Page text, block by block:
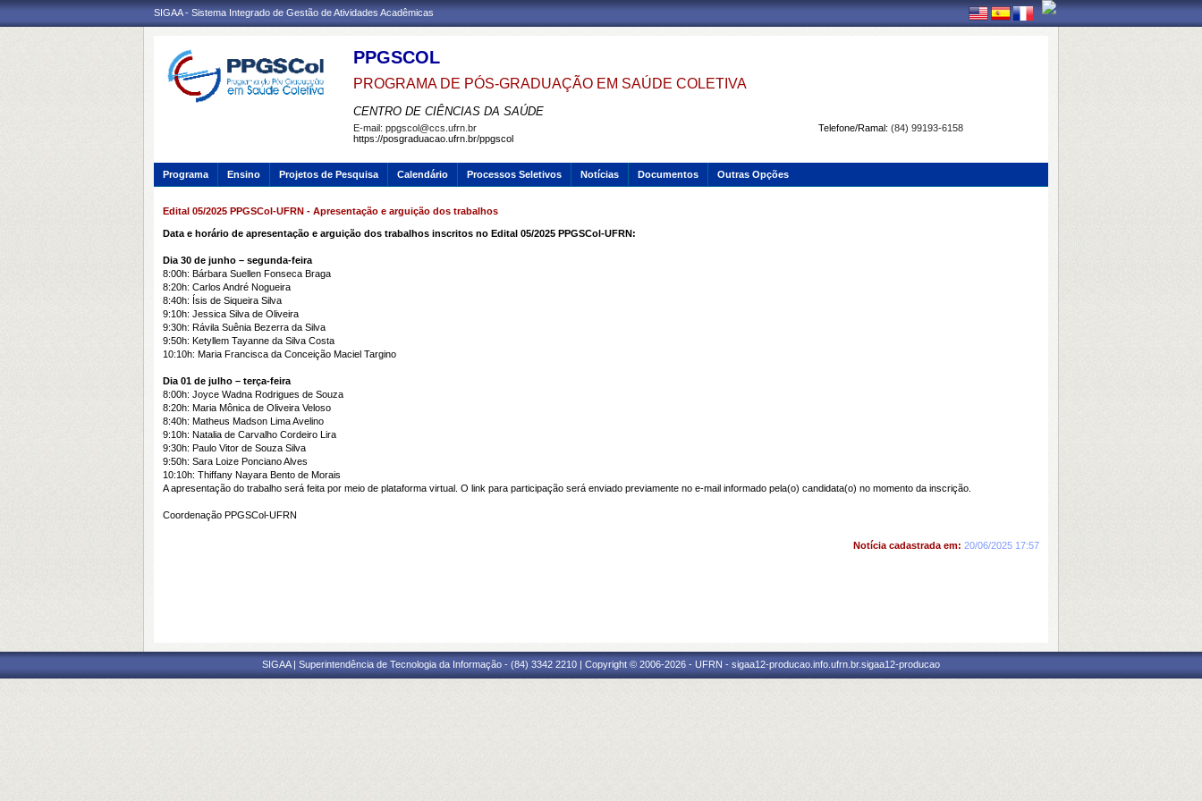
SIGAA - Sistema Integrado de Gestão de Atividades Acadêmicas
PPGSCOL
PROGRAMA DE PÓS-GRADUAÇÃO EM SAÚDE COLETIVA
CENTRO DE CIÊNCIAS DA SAÚDE
Telefone/Ramal: (84) 99193-6158
E-mail: ppgscol@ccs.ufrn.br
https://posgraduacao.ufrn.br/ppgscol
Programa Ensino Projetos de Pesquisa Calendário Processos Seletivos Notícias Documentos Outras Opções
Edital 05/2025 PPGSCol-UFRN - Apresentação e arguição dos trabalhos
Data e horário de apresentação e arguição dos trabalhos inscritos no Edital 05/2025 PPGSCol-UFRN:
Dia 30 de junho – segunda-feira
8:00h: Bárbara Suellen Fonseca Braga
8:20h: Carlos André Nogueira
8:40h: Ísis de Siqueira Silva
9:10h: Jessica Silva de Oliveira
9:30h: Rávila Suênia Bezerra da Silva
9:50h: Ketyllem Tayanne da Silva Costa
10:10h: Maria Francisca da Conceição Maciel Targino
Dia 01 de julho – terça-feira
8:00h: Joyce Wadna Rodrigues de Souza
8:20h: Maria Mônica de Oliveira Veloso
8:40h: Matheus Madson Lima Avelino
9:10h: Natalia de Carvalho Cordeiro Lira
9:30h: Paulo Vitor de Souza Silva
9:50h: Sara Loize Ponciano Alves
10:10h: Thiffany Nayara Bento de Morais
A apresentação do trabalho será feita por meio de plataforma virtual. O link para participação será enviado previamente no e-mail informado pela(o) candidata(o) no momento da inscrição.
Coordenação PPGSCol-UFRN
Notícia cadastrada em: 20/06/2025 17:57
SIGAA | Superintendência de Tecnologia da Informação - (84) 3342 2210 | Copyright © 2006-2026 - UFRN - sigaa12-producao.info.ufrn.br.sigaa12-producao